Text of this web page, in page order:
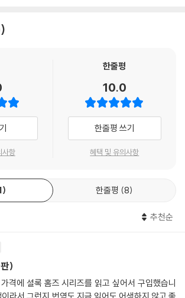
사항
한줄평
10.0
한줄평 쓰기
혜택 및 유의사항
한줄평 8
추천순
)
격에 셜록 홈즈 시리즈를 읽고 싶어서 구입했습니